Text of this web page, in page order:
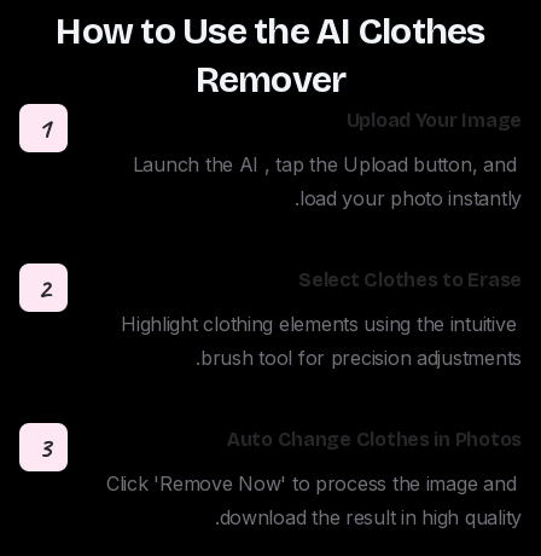
How to Use the AI Clothes
Remover
1 Upload Your Image
Launch the AI , tap the Upload button, and
load your photo instantly.
2 Select Clothes to Erase
Highlight clothing elements using the intuitive
brush tool for precision adjustments.
3 Auto Change Clothes in Photos
Click 'Remove Now' to process the image and
download the result in high quality.